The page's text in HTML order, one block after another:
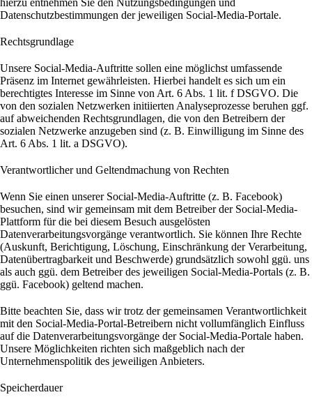
hierzu entnehmen Sie den Nutzungsbedingungen und
Datenschutzbestimmungen der jeweiligen Social-Media-Portale.
Rechtsgrundlage
Unsere Social-Media-Auftritte sollen eine möglichst umfassende
Präsenz im Internet gewährleisten. Hierbei handelt es sich um ein
berechtigtes Interesse im Sinne von Art. 6 Abs. 1 lit. f DSGVO. Die
von den sozialen Netzwerken initiierten Analyseprozesse beruhen ggf.
auf abweichenden Rechtsgrundlagen, die von den Betreibern der
sozialen Netzwerke anzugeben sind (z. B. Einwilligung im Sinne des
Art. 6 Abs. 1 lit. a DSGVO).
Verantwortlicher und Geltendmachung von Rechten
Wenn Sie einen unserer Social-Media-Auftritte (z. B. Facebook)
besuchen, sind wir gemeinsam mit dem Betreiber der Social-Media-
Plattform für die bei diesem Besuch ausgelösten
Datenverarbeitungsvorgänge verantwortlich. Sie können Ihre Rechte
(Auskunft, Berichtigung, Löschung, Einschränkung der Verarbeitung,
Datenübertragbarkeit und Beschwerde) grundsätzlich sowohl ggü. uns
als auch ggü. dem Betreiber des jeweiligen Social-Media-Portals (z. B.
ggü. Facebook) geltend machen.
Bitte beachten Sie, dass wir trotz der gemeinsamen Verantwortlichkeit
mit den Social-Media-Portal-Betreibern nicht vollumfänglich Einfluss
auf die Datenverarbeitungsvorgänge der Social-Media-Portale haben.
Unsere Möglichkeiten richten sich maßgeblich nach der
Unternehmenspolitik des jeweiligen Anbieters.
Speicherdauer